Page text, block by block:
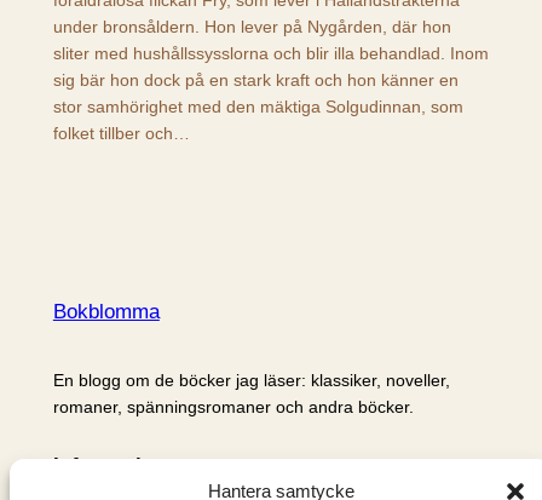
Hantera samtycke
under bronsåldern. Hon lever på Nygården, där hon
sliter med hushållssysslorna och blir illa behandlad. Inom
sig bär hon dock på en stark kraft och hon känner en
stor samhörighet med den mäktiga Solgudinnan, som
folket tillber och…
Bokblomma
En blogg om de böcker jag läser: klassiker, noveller,
romaner, spänningsromaner och andra böcker.
Information